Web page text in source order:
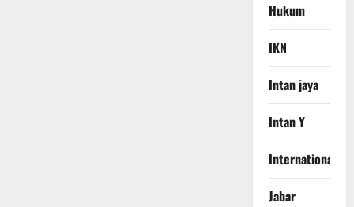
Hukum
IKN
Intan jaya
Intan Y
International
Jabar